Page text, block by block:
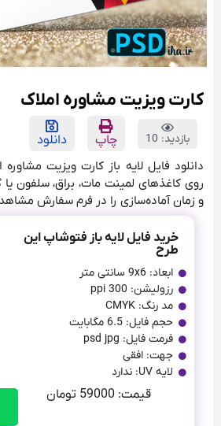
کارت ویزیت مشاوره املاک
بازدید: 10 چاپ
دانلود
دانلود فایل لایه باز کارت ویزیت
روی کاغذهای لمینت مات، براق، سلفون
و زمان آماده‌سازی را در فرم سفارش
خرید فایل لایه باز فتوشاپ این
طرح
ابعاد: 9x6 سانتی متر
رزولیشن: 300 ppi
مد رنگ: CMYK
حجم فایل: 6.5 مگابایت
فرمت فایل: psd jpg
جهت: افقی
لایه UV: ندارد
قیمت: 59000 تومان